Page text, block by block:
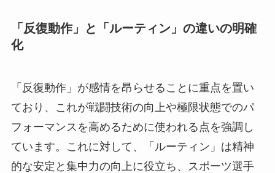
「反復動作」と「ルーティン」の違いの明確
化
「反復動作」が感情を昂らせることに重点を置い
ており、これが戦闘技術の向上や極限状態でのパ
フォーマンスを高めるために使われる点を強調し
ています。これに対して、「ルーティン」は精神
的な安定と集中力の向上に役立ち、スポーツ選手